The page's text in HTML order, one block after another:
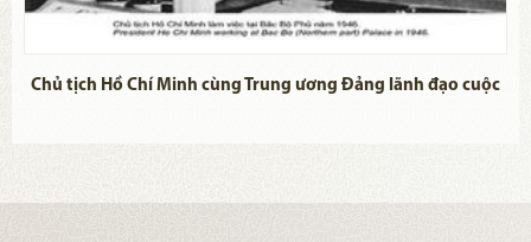
Chủ tịch Hồ Chí Minh cùng Trung ương Đảng lãnh đạo cuộc
chống thực dân Pháp xâm lược (1945-1954)